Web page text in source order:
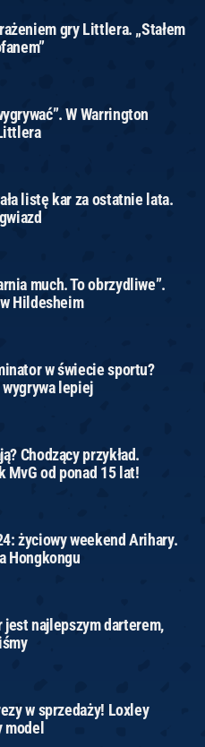
gry Littlera. „Stałem
W Warrington
listę kar za ostatnie lata.
much. To obrzydliwe”.
Hildesheim
w świecie sportu?
lepiej
Chodzący przykład.
MvG od ponad 15 lat!
życiowy weekend Arihary.
Hongkongu
najlepszym darterem,
w sprzedaży! Loxley
model